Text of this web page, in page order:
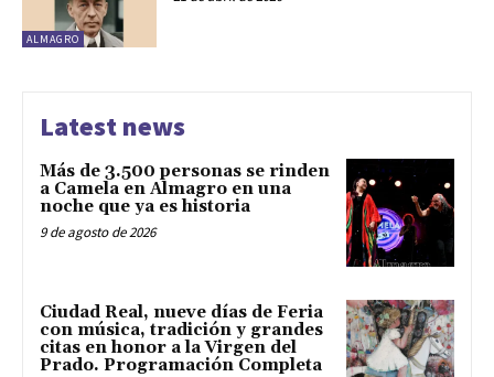
ALMAGRO
Latest news
Más de 3.500 personas se rinden
a Camela en Almagro en una
noche que ya es historia
9 de agosto de 2026
Ciudad Real, nueve días de Feria
con música, tradición y grandes
citas en honor a la Virgen del
Prado. Programación Completa